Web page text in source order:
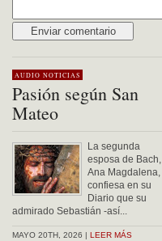
AUDIO NOTICIAS
Pasión según San
Mateo
La segunda
esposa de Bach,
Ana Magdalena,
confiesa en su
Diario que su
admirado Sebastián -así...
MAYO 20TH, 2026 | LEER MÁS